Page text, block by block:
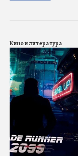
Кино и литература